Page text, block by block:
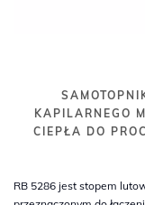
KAPILARNEGO
CIEPŁA DO
RB 5286 jest stopem